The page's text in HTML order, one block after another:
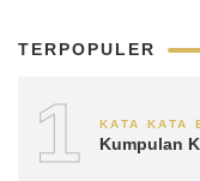
TERPOPULER
1 KATA KATA
Kumpulan